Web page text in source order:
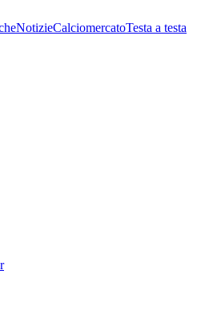
NotizieCalciomercatoTesta a testa